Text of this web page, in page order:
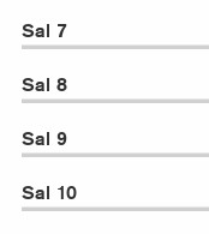
Sal 7
Sal 8
Sal 9
Sal 10